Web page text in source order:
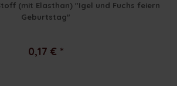
(mit Elasthan) "Igel und Fuchs feiern
Geburtstag"
0,17 € *